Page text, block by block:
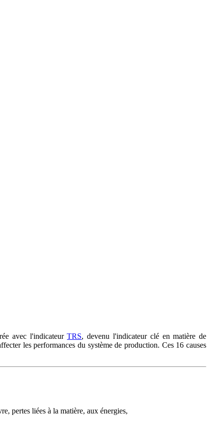
avec l'indicateurTRS, devenu l'indicateur clé en matière de
les performances du système de production. Ces 16 causes
pertes liées à la matière, aux énergies,